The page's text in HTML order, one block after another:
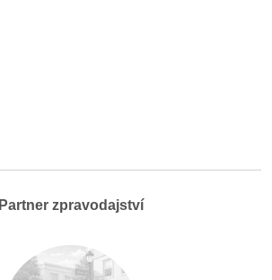
Partner zpravodajství